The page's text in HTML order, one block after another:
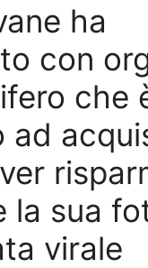
ha
con
che
ad
la sua
virale